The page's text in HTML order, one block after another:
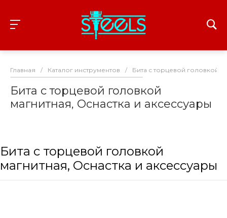
Главная / Каталог инструментов / Бита с торцевой головкой
Бита с торцевой головкой
магнитная, Оснастка и аксессуары
Бита с торцевой головкой
магнитная, Оснастка и аксессуары